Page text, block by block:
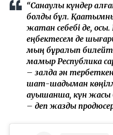
“Санаулы күндер
болды бұл.
жатқан себебі де,
еңбектесем де
мың бұралып
мамыр Республика
– залда ән
шат-шадыман
қауышқанша, күн
– деп жазды